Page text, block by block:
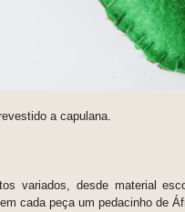
a capulana.
variados, desde material
cada peça um pedacinho de